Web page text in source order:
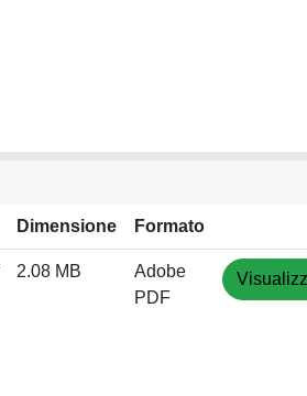
Dimensione Formato
2.08 MB
Adobe
PDF